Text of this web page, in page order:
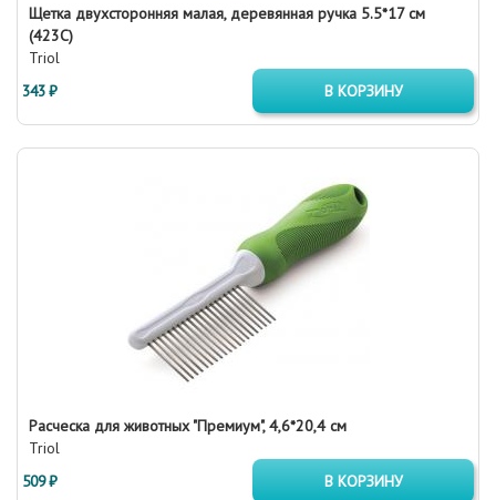
Щетка двухсторонняя малая, деревянная ручка 5.5*17 см
(423С)
Triol
343 ₽
В КОРЗИНУ
Расческа для животных "Премиум", 4,6*20,4 см
Triol
509 ₽
В КОРЗИНУ